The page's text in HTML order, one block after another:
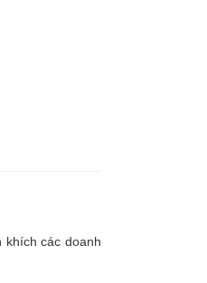
khích các doanh